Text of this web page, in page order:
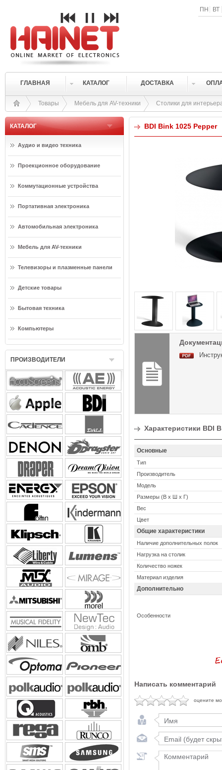
ПН ВТ
ГЛАВНАЯ КАТАЛОГ ДОСТАВКА
Товары Мебель для AV-техники Столики для
КАТАЛОГ
Аудио и видео техника
Проекционное оборудование
Коммутационные устройства
Портативная электроника
Автомобильная электроника
Мебель для AV-техники
Телевизоры и плазменные панели
Детские товары
Бытовая техника
Компьютеры
ПРОИЗВОДИТЕЛИ
BDI Bink 1025 Pepper
Характеристики BDI
Основные
Тип
Производитель
Модель
Размеры (В x Ш x Г)
Вес
Цвет
Общие характеристики
Наличие дополнительных полок
Нагрузка на столик
Количество ножек
Материал изделия
Дополнительно
Особенности
Написать комментарий
оцените